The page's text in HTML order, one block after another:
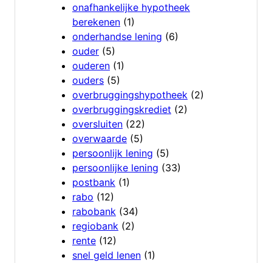
onafhankelijke hypotheek
berekenen (1)
onderhandse lening (6)
ouder (5)
ouderen (1)
ouders (5)
overbruggingshypotheek (2)
overbruggingskrediet (2)
oversluiten (22)
overwaarde (5)
persoonlijk lening (5)
persoonlijke lening (33)
postbank (1)
rabo (12)
rabobank (34)
regiobank (2)
rente (12)
snel geld lenen (1)